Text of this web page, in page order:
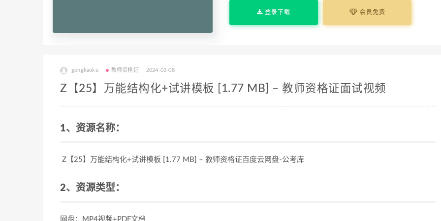
登录下载 会员免费
gongkaoku 教师资格证 2024-03-08
Z【25】万能结构化+试讲模板 [1.77 MB] – 教师资格证面试视频
1、资源名称：
Z【25】万能结构化+试讲模板 [1.77 MB] – 教师资格证百度云网盘-公考库
2、资源类型：
网盘：MP4视频+PDF文档